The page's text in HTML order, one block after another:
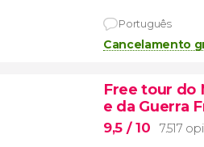
Português
Cancelamento
Free tour do
e da Guerra
9,5 / 10 7.517